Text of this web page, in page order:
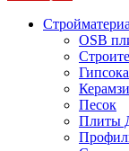
OSB
Песок
Плиты